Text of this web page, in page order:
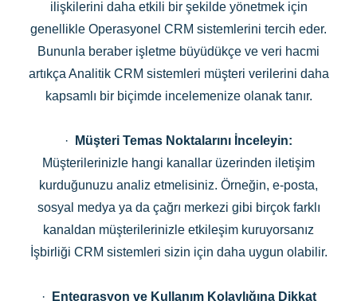
ilişkilerini daha etkili bir şekilde yönetmek için
genellikle Operasyonel CRM sistemlerini tercih eder.
Bununla beraber işletme büyüdükçe ve veri hacmi
artıkça Analitik CRM sistemleri müşteri verilerini daha
kapsamlı bir biçimde incelemenize olanak tanır.
·
Müşteri Temas Noktalarını İnceleyin:
Müşterilerinizle hangi kanallar üzerinden iletişim
kurduğunuzu analiz etmelisiniz. Örneğin, e-posta,
sosyal medya ya da çağrı merkezi gibi birçok farklı
kanaldan müşterilerinizle etkileşim kuruyorsanız
İşbirliği CRM sistemleri sizin için daha uygun olabilir.
· Entegrasyon ve Kullanım Kolaylığına Dikkat